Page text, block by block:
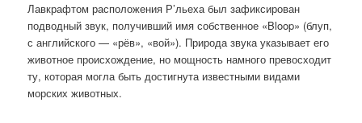
Лавкрафтом расположения Р’льеха был зафиксирован
подводный звук, получивший имя собственное «Bloop» (блуп,
с английского — «рёв», «вой»). Природа звука указывает его
животное происхождение, но мощность намного превосходит
ту, которая могла быть достигнута известными видами
морских животных.